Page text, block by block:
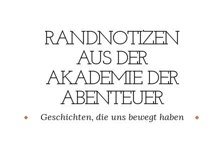
RANDNOTIZEN
AUS DER
AKADEMIE DER
ABENTEUER
Geschichten, die uns bewegt haben